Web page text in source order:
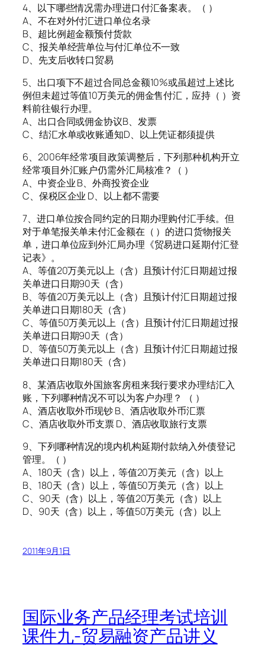
4、以下哪些情况需办理进口付汇备案表。（ ）
A、不在对外付汇进口单位名录
B、超比例超金额预付货款
C、报关单经营单位与付汇单位不一致
D、先支后收转口贸易
5、出口项下不超过合同总金额10%或虽超过上述比
例但未超过等值10万美元的佣金售付汇，应持（ ）资
料前往银行办理。
A、出口合同或佣金协议B、发票
C、结汇水单或收账通知D、以上凭证都须提供
6、2006年经常项目政策调整后，下列那种机构开立
经常项目外汇账户仍需外汇局核准？（ ）
A、中资企业 B、外商投资企业
C、保税区企业 D、以上都不需要
7、进口单位按合同约定的日期办理购付汇手续。但
对于单笔报关单未付汇金额在（ ）的进口货物报关
单，进口单位应到外汇局办理《贸易进口延期付汇登
记表》。
A、等值20万美元以上（含）且预计付汇日期超过报
关单进口日期90天（含）
B、等值20万美元以上（含）且预计付汇日期超过报
关单进口日期180天（含）
C、等值50万美元以上（含）且预计付汇日期超过报
关单进口日期90天（含）
D、等值50万美元以上（含）且预计付汇日期超过报
关单进口日期180天（含）
8、某酒店收取外国旅客房租来我行要求办理结汇入
账，下列哪种情况不可以为客户办理？ （ ）
A、酒店收取外币现钞 B、酒店收取外币汇票
C、酒店收取外币支票 D、酒店收取旅行支票
9、下列哪种情况的境内机构延期付款纳入外债登记
管理。（ ）
A、180天（含）以上，等值20万美元（含）以上
B、180天（含）以上，等值50万美元（含）以上
C、90天（含）以上，等值20万美元（含）以上
D、90天（含）以上，等值50万美元（含）以上
2011年9月1日
国际业务产品经理考试培训
课件九-贸易融资产品讲义